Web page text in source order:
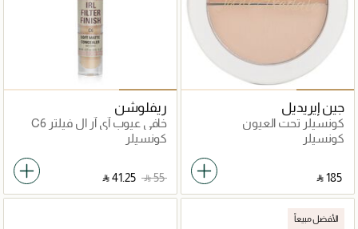
جين إيريديل
كونسيلر تحت العيون
كونسيلر
‎ ⃁ ⁦185⁩ ‎
ريفلوشن
خافي عيوب آي آر ال فيلتر C6
كونسيلر
‎ ⃁ ⁦55⁩ ‎
‎ ⃁ ⁦41.25⁩ ‎
الأفضل مبيعاً